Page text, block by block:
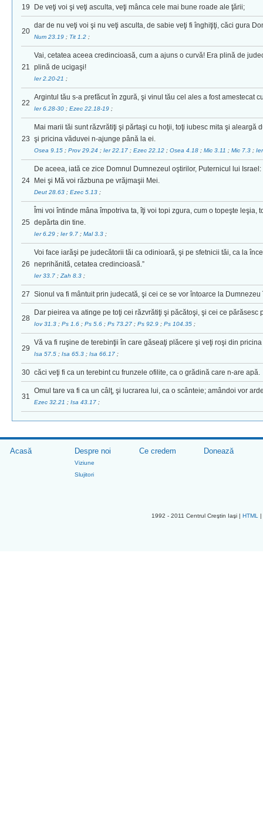
19 De veţi voi şi veţi asculta, veţi mânca cele mai bune roade ale ţării;
20
dar de nu veţi voi şi nu veţi asculta, de sabie veţi fi înghiţiţi, căci gura
Num 23.19 ; Tit 1.2 ;
21
Vai, cetatea aceea credincioasă, cum a ajuns o curvă! Era plină de
plină de ucigaşi!
Ier 2.20-21 ;
22
Argintul tău s-a prefăcut în zgură, şi vinul tău cel ales a fost amestecat
Ier 6.28-30 ; Ezec 22.18-19 ;
23
Mai marii tăi sunt răzvrătiţi şi părtaşi cu hoţii, toţi iubesc mita şi aleargă
şi pricina văduvei n-ajunge până la ei.
Osea 9.15 ; Prov 29.24 ; Ier 22.17 ; Ezec 22.12 ; Osea 4.18 ; Mic 3.11 ; Mic 7.3 ;
24
De aceea, iată ce zice Domnul Dumnezeul oştirilor, Puternicul lui
Mei şi Mă voi răzbuna pe vrăjmaşii Mei.
Deut 28.63 ; Ezec 5.13 ;
25
Îmi voi întinde mâna împotriva ta, îţi voi topi zgura, cum o topeşte leşia,
depărta din tine.
Ier 6.29 ; Ier 9.7 ; Mal 3.3 ;
26
Voi face iarăşi pe judecătorii tăi ca odinioară, şi pe sfetnicii tăi, ca la
neprihănită, cetatea credincioasă.”
Ier 33.7 ; Zah 8.3 ;
27 Sionul va fi mântuit prin judecată, şi cei ce se vor întoarce la
28
Dar pieirea va atinge pe toţi cei răzvrătiţi şi păcătoşi, şi cei ce părăsesc
Iov 31.3 ; Ps 1.6 ; Ps 5.6 ; Ps 73.27 ; Ps 92.9 ; Ps 104.35 ;
29
Vă va fi ruşine de terebinţii în care găseaţi plăcere şi veţi roşi din
Isa 57.5 ; Isa 65.3 ; Isa 66.17 ;
30 căci veţi fi ca un terebint cu frunzele ofilite, ca o grădină care n-are apă.
31
Omul tare va fi ca un câlţ, şi lucrarea lui, ca o scânteie; amândoi vor
Ezec 32.21 ; Isa 43.17 ;
Acasă Despre noi
Viziune
Slujitori
Ce credem Donează
1992 - 2011 Centrul Creştin Iaşi |HTML